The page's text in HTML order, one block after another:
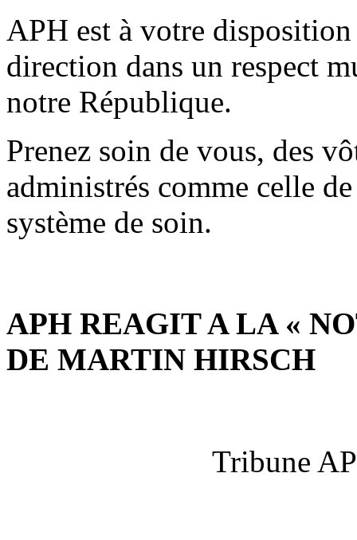
APH est à votre
direction dans un respect
notre République.
Prenez soin de vous, des
administrés comme celle
système de soin.
APH REAGIT A LA «
DE MARTIN HIRSCH
Tribune